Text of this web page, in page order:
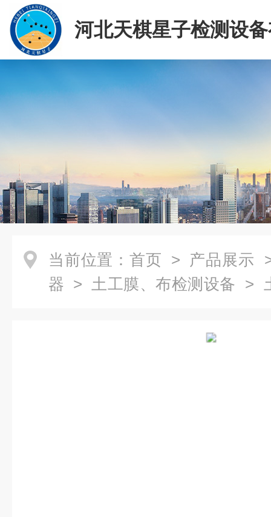
河北天棋星子检测设
司
当前位置： 首页 > 产品展示
器 > 土工膜、布检测设备 >